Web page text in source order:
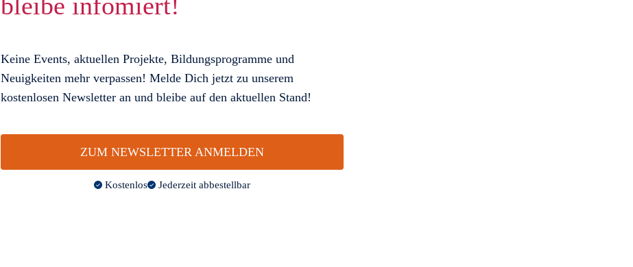
Keine Events, aktuellen Projekte, Bildungsprogramme und
Neuigkeiten mehr verpassen! Melde Dich jetzt zu unserem
kostenlosen Newsletter an und bleibe auf den aktuellen Stand!
ZUM NEWSLETTER ANMELDEN
Kostenlos Jederzeit abbestellbar